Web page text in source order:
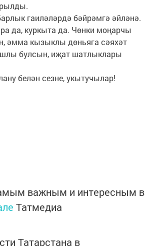
гаиләләрдә бәйрәмгә әйләнә.
да, куркыта да. Чөнки моңарчы
әмма кызыклы дөньяга сәяхәт
булсын, иҗат шатлыклары
белән сезне, укытучылар!
важным и интересным в
Татмедиа
Татарстана в